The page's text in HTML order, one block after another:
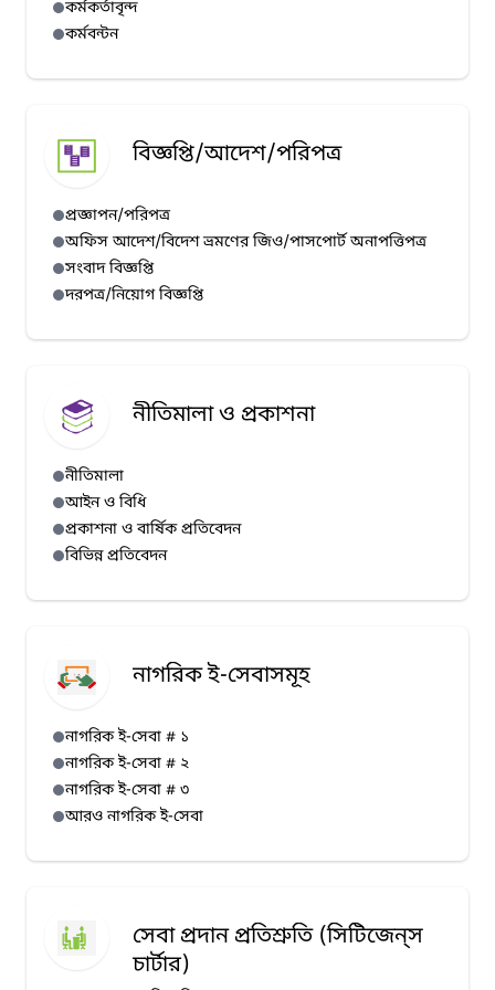
কর্মকর্তাবৃন্দ
কর্মবন্টন
বিজ্ঞপ্তি/আদেশ/পরিপত্র
প্রজ্ঞাপন/পরিপত্র
অফিস আদেশ/বিদেশ ভ্রমণের জিও/পাসপোর্ট অনাপত্তিপত্র
সংবাদ বিজ্ঞপ্তি
দরপত্র/নিয়োগ বিজ্ঞপ্তি
নীতিমালা ও প্রকাশনা
নীতিমালা
আইন ও বিধি
প্রকাশনা ও বার্ষিক প্রতিবেদন
বিভিন্ন প্রতিবেদন
নাগরিক ই-সেবাসমূহ
নাগরিক ই-সেবা # ১
নাগরিক ই-সেবা # ২
নাগরিক ই-সেবা # ৩
আরও নাগরিক ই-সেবা
সেবা প্রদান প্রতিশ্রুতি (সিটিজেন্‌স
চার্টার)